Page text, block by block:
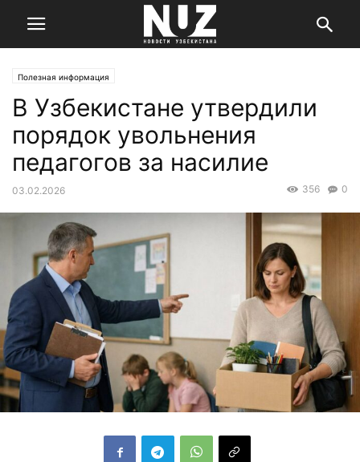
Полезная информация
В Узбекистане утвердили
порядок увольнения
педагогов за насилие
03.02.2026 0
356